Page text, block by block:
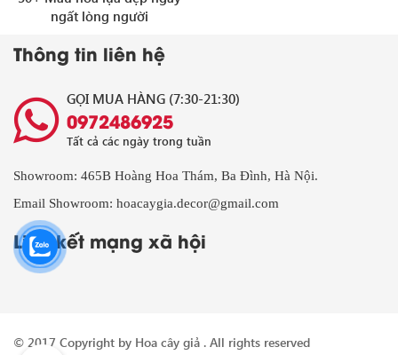
ngất lòng người
Thông tin liên hệ
GỌI MUA HÀNG (7:30-21:30)
0972486925
Tất cả các ngày trong tuần
Showroom: 465B Hoàng Hoa Thám, Ba Đình, Hà Nội.
Email Showroom: hoacaygia.decor@gmail.com
Liên kết mạng xã hội
© 2017 Copyright by Hoa cây giả . All rights reserved